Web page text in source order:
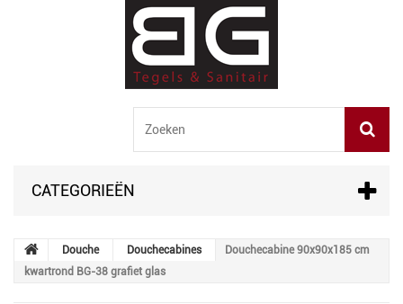
CATEGORIEËN
Douche Douchecabines
Douchecabine 90x90x185 cm
kwartrond BG-38 grafiet glas